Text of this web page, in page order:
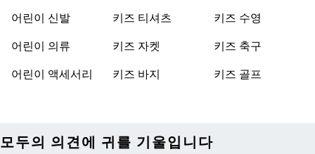
어린이 신발
어린이 의류
어린이 액세서리
키즈 티셔츠
키즈 자켓
키즈 바지
키즈 수영
키즈 축구
키즈 골프
모두의 의견에 귀를 기울입니다